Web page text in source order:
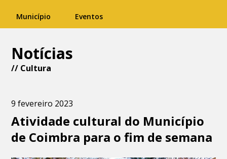
Município Eventos
Notícias
// Cultura
9 fevereiro 2023
Atividade cultural do Município
de Coimbra para o fim de semana